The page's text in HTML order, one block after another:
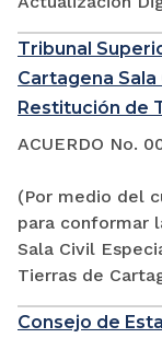
Tribunal
Cartagena Sala
Restitución de
ACUERDO No.
(Por medio del
para conformar
Sala Civil
Tierras de
Consejo de